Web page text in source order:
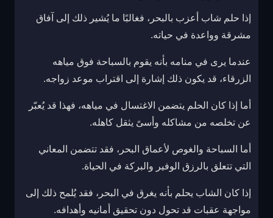
إذا حلم شاب أعزب بالبحر، فغالبًا ما يُشير ذلك إلى آفاق
مشرقة وواعدة في حياته.
عندما يرى في منامه بأنه يقوم بالسباحة فوق مياهه
الزرقاء، قد يكون ذلك إشارة إلى اقتراب موعد زواجه.
أما إذا كان الحلم يتضمن الاغتسال في مياهه، فهذا قد يُعبّر
عن تخلصه من مشاكله وأسىً يثقل كاهله.
أما السباحة والغوص لأعماق البحر، فقد تتضمن المعاني
التي تتعلق بالرزق الوفير والبركة في الحياة.
إذا كان الشاب يحلم بأنه يغرق في البحر، فقد يُلمح ذلك إلى
مواجهة عقبات قد تحول دون تحقيق أمانيه وأهدافه.